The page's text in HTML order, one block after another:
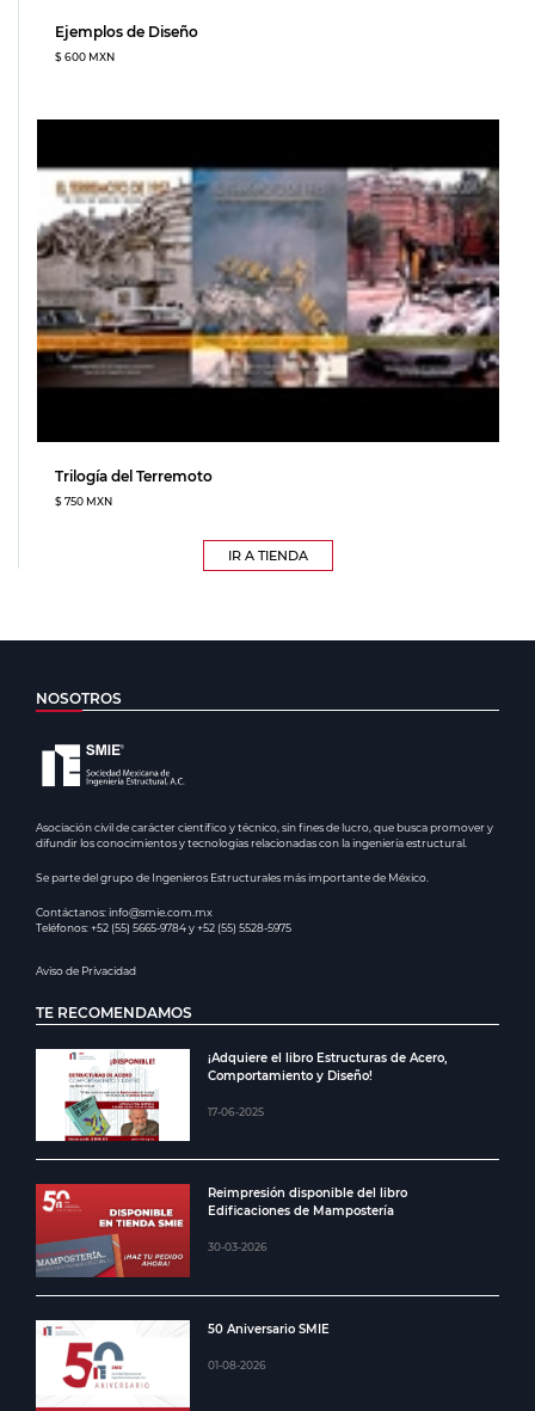
Ejemplos de Diseño
$ 600 MXN
Trilogía del Terremoto
$ 750 MXN
IR A TIENDA
NOSOTROS
Asociación civil de carácter científico y técnico, sin fines de lucro, que busca promover y
difundir los conocimientos y tecnologías relacionadas con la ingeniería estructural.
Se parte del grupo de Ingenieros Estructurales más importante de México.
Contáctanos: info@smie.com.mx
Teléfonos: +52 (55) 5665-9784 y +52 (55) 5528-5975
Aviso de Privacidad
TE RECOMENDAMOS
¡Adquiere el libro Estructuras de Acero,
Comportamiento y Diseño!
17-06-2025
Reimpresión disponible del libro
Edificaciones de Mampostería
30-03-2026
50 Aniversario SMIE
01-08-2026